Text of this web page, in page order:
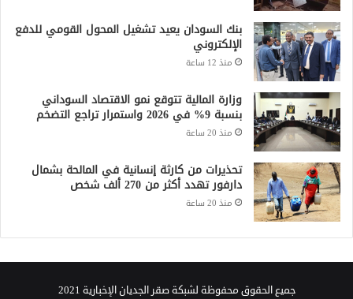
بنك السودان يعيد تشغيل المحول القومي للدفع
الإلكتروني
منذ 12 ساعة
وزارة المالية تتوقع نمو الاقتصاد السوداني
بنسبة 9% في 2026 واستمرار تراجع التضخم
منذ 20 ساعة
تحذيرات من كارثة إنسانية في المالحة بشمال
دارفور تهدد أكثر من 270 ألف شخص
منذ 20 ساعة
جميع الحقوق محفوظة لشبكة صقر الجديان الإخبارية 2021